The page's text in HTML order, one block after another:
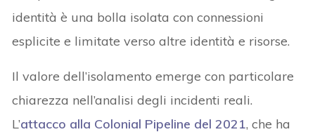
identità è una bolla isolata con connessioni
esplicite e limitate verso altre identità e risorse.
Il valore dell’isolamento emerge con particolare
chiarezza nell’analisi degli incidenti reali.
L’attacco alla Colonial Pipeline del 2021, che ha